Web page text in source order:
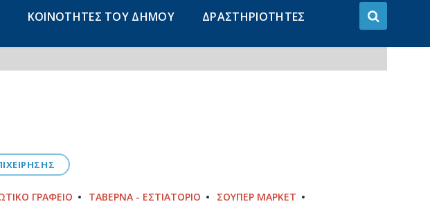
ΚΟΙΝΟΤΗΤΕΣ ΤΟΥ ΔΗΜΟΥ ΔΡΑΣΤΗΡΙΟΤΗΤΕΣ
ΓΡΑΦΕΊΟ ΤΑΒΈΡΝΑ - ΕΣΤΙΑΤΌΡΙΟ
ΣΟΎΠΕΡ ΜΆΡΚΕΤ